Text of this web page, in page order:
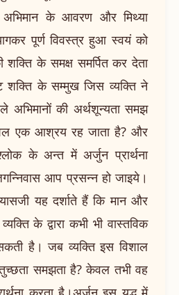
अभिमान के आवरण और मिथ्या
पूर्ण विवस्त्र हुआ स्वयं को
शक्ति के समक्ष समर्पित कर देता
शक्ति के सम्मुख जिस व्यक्ति ने
की अर्थशून्यता समझ
एक आश्रय रह जाता है? और
के अन्त में अर्जुन प्रार्थना
आप प्रसन्न हो जाइये।
यह दर्शाते हैं कि मान और
के द्वारा कभी भी वास्तविक
है। जब व्यक्ति इस विशाल
समझता है? केवल तभी वह